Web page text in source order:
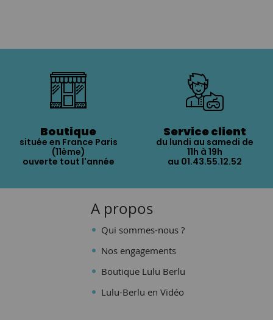
Boutique
située en France Paris
(11ème)
ouverte tout l'année
Service client
du lundi au samedi de
11h à 19h
au 01.43.55.12.52
A propos
Qui sommes-nous ?
Nos engagements
Boutique Lulu Berlu
Lulu-Berlu en Vidéo